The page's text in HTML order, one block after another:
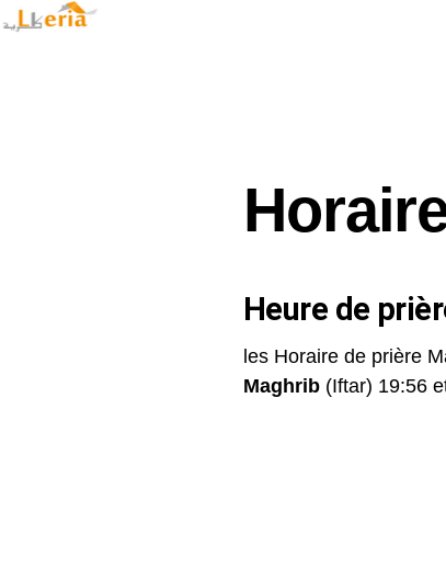
Heure de
les Horaire de prière
Maghrib (Iftar) 19:56